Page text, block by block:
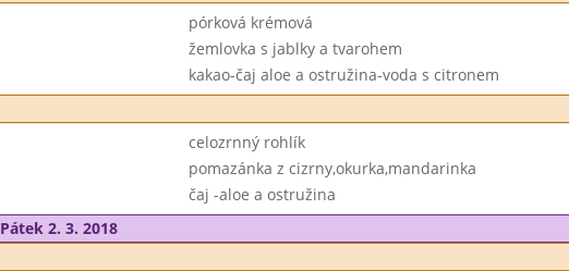
pórková krémová
žemlovka s jablky a tvarohem
kakao-čaj aloe a ostružina-voda s citronem
celozrnný rohlík
pomazánka z cizrny,okurka,mandarinka
čaj -aloe a ostružina
Pátek 2. 3. 2018